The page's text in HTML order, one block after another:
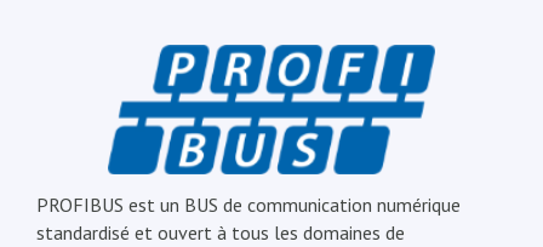
PROFIBUS est un BUS de communication numérique
standardisé et ouvert à tous les domaines de